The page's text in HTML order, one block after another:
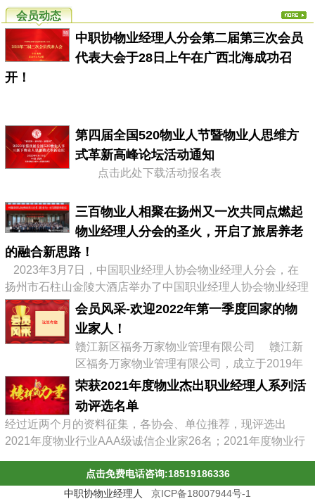
会员动态
中职协物业经理人分会第二届第三次会员
代表大会于28日上午在广西北海成功召
开！
第四届全国520物业人节暨物业人思维方
式革新高峰论坛活动通知
点击此处下载活动报名表
三百物业人相聚在扬州又一次共同点燃起
物业经理人分会的圣火，开启了旅居养老
的融合新思路！
2023年3月7日，中国职业经理人协会物业经理人分会，在
扬州市石柱山金陵大酒店举办了中国职业经理人协会物业经理
人分会第二届会员大会暨物业企业转型发展高峰论坛，有来自
全国物业协会、物业公司的300多位代表参加了会议，李占军
会长继续连任会长，会议通过《中职协物业经理人分会管理办
法》，并选举出了第二届分会理事会、第二届常务理事、副会
长及名誉会长。 李占军连任...
会员风采-欢迎2022年第一季度回家的物
业家人！
赣江新区福务万家物业管理有限公司 赣江新
区福务万家物业管理有限公司，成立于2019年
03月08日，属赣江控股集团旗下中赣置业全资
子公司，目前在管11个项目。 企业经营范围:
物业管理，文化场馆管理服务，商业综合体管
理服务，园区管理服务，集贸市场管理服务，
停车场管理服务，工程管理服务，供冷供暖设
施管理服务，酒店管理服务，城市绿化管理服
务，会议及展览服务，礼...
荣获2021年度物业杰出职业经理人系列活
动评选名单
经过近两个月的资料征集，各协会、单位推荐，现评选出
2021年度物业行业AAA级诚信企业家26名；2021年度物业行
85名；2021年度物业行业优秀总监38名；2021年度物业行业
最具员工幸福感企业43家；2021年度物业职业经理人推崇
点击免费电话咨询:18519186336
中职协物业经理人 京ICP备18007944号-1